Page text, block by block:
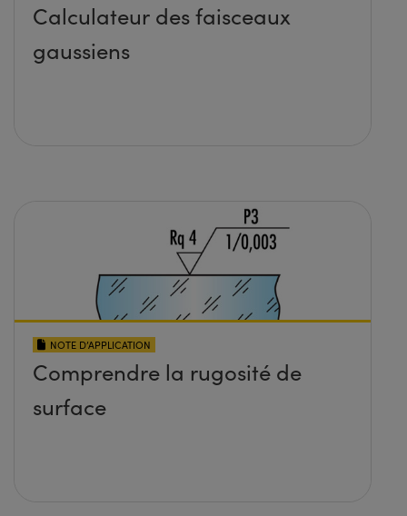
Calculateur des faisceaux
gaussiens
NOTE D’APPLICATION
Comprendre la rugosité de
surface